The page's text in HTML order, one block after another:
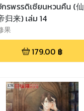
รพรรดิเซียนหวนคืน (仙
归来) เล่ม 14
果
179.00 ฿